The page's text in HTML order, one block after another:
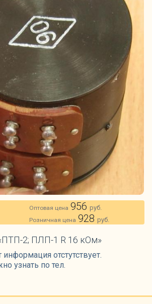
Оптовая цена 956руб.
Розничная цена 928руб.
2; ПЛП-1 R 16 кОм»
отстутствует.
узнать по тел.